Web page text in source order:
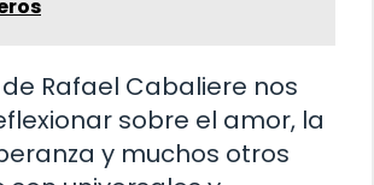
Rafael Cabaliere nos
sobre el amor, la
y muchos otros